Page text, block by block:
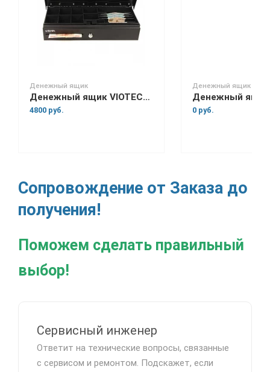
Денежный ящик
Денежный ящик VIOTECH FT460E
4800 руб.
Денежный ящик
0 руб.
Сопровождение от Заказа до
получения!
Поможем сделать правильный
выбор!
Сервисный инженер
Ответит на технические вопросы, связанные
с сервисом и ремонтом. Подскажет, если